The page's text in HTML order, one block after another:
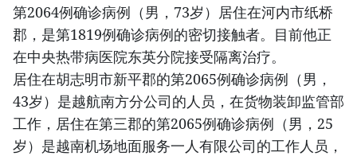
第2064例确诊病例（男，73岁）居住在河内市纸桥
郡，是第1819例确诊病例的密切接触者。目前他正
在中央热带病医院东英分院接受隔离治疗。
居住在胡志明市新平郡的第2065例确诊病例（男，
43岁）是越航南方分公司的人员，在货物装卸监管部
工作，居住在第三郡的第2065例确诊病例（男，25
岁）是越南机场地面服务一人有限公司的工作人员，